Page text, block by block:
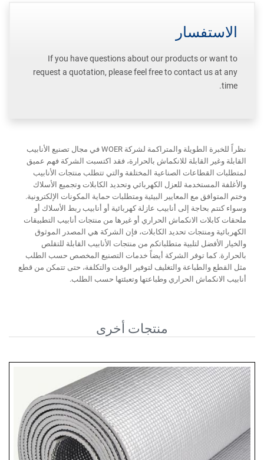
الاستفسار
If you have questions about our products or want to
request a quotation, please feel free to contact us at any
time.
نظراً للخبرة الطويلة والمتراكمة لشركة WOER في مجال تصنيع الأنابيب
القابلة وغير القابلة للانكماش بالحرارة، فقد اكتسبت الشركة فهم عميق
لمتطلبات القطاعات الصناعية المختلفة والتي تتطلب منتجات الأنابيب
والأغلفة المستخدمة للعزل الكهربائي وتحديد الكابلات وتجميع الأسلاك
وختم المتوافق مع المعايير البيئية ومتطلبات حماية المكونات الإلكترونية.
وسواء كنتم بحاجة إلى أنابيب عازلة كهربائية أو أنابيب ربط الأسلاك أو
ملحقات كابلات الانكماش الحراري أو غيرها من منتجات أنابيب التطبيقات
الكهربائية ومنتجات تحديد الكابلات، فإن الشركة هي المصدر الموثوق
والخيار الأفضل لتلبية متطلباتكم من منتجات الأنابيب القابلة للتقلص
بالحرارة. كما توفر الشركة أيضاً خدمات التصنيع المخصص حسب الطلب
مثل القطع والطباعة والتغليف لتوفير الوقت والتكلفة، حتى تتمكن من قطع
أنابيب الانكماش الحراري وطباعتها وتعبئتها حسب الطلب.
منتجات أخرى